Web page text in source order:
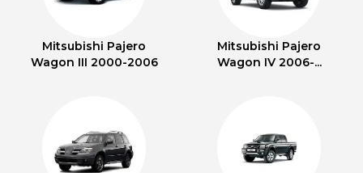
Mitsubishi Pajero
Wagon III 2000-2006
Mitsubishi Pajero
Wagon IV 2006-...